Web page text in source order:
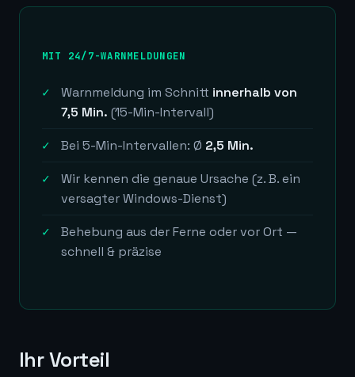
MIT 24/7-WARNMELDUNGEN
Warnmeldung im Schnitt innerhalb von
7,5 Min. (15-Min-Intervall)
Bei 5-Min-Intervallen: Ø 2,5 Min.
Wir kennen die genaue Ursache (z. B. ein
versagter Windows-Dienst)
Behebung aus der Ferne oder vor Ort —
schnell & präzise
Ihr Vorteil